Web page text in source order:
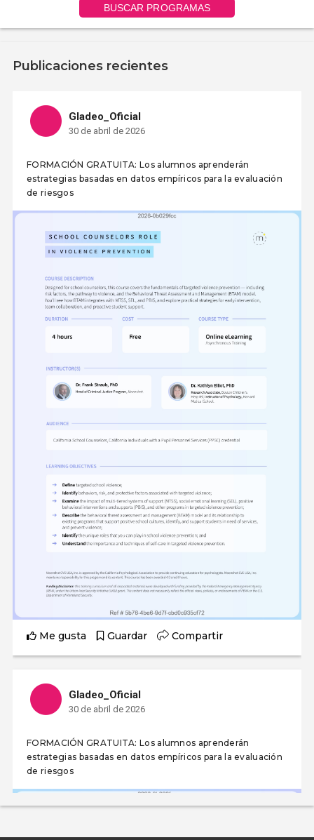
BUSCAR PROGRAMAS
Publicaciones recientes
Gladeo_Oficial
30 de abril de 2026
FORMACIÓN GRATUITA: Los alumnos aprenderán
estrategias basadas en datos empíricos para la evaluación
de riesgos
Me gusta Guardar Compartir
Gladeo_Oficial
30 de abril de 2026
FORMACIÓN GRATUITA: Los alumnos aprenderán
estrategias basadas en datos empíricos para la evaluación
de riesgos